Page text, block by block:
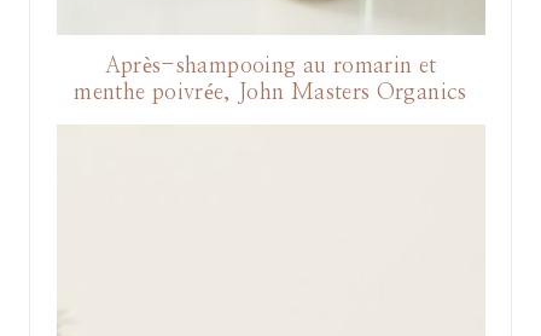
Après-shampooing au romarin et
menthe poivrée, John Masters Organics